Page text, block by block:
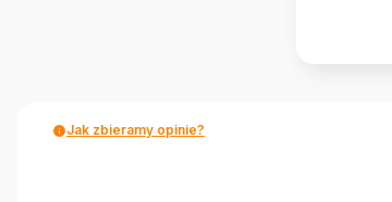
Jak zbieramy opinie?